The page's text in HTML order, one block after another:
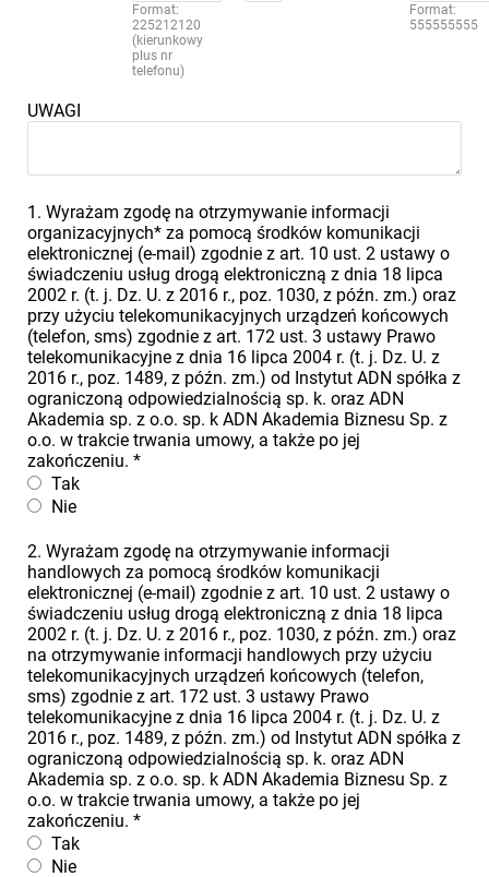
Format:
225212120
(kierunkowy
plus nr
telefonu)
Format:
555555555
UWAGI
1. Wyrażam zgodę na otrzymywanie informacji
organizacyjnych* za pomocą środków komunikacji
elektronicznej (e-mail) zgodnie z art. 10 ust. 2 ustawy o
świadczeniu usług drogą elektroniczną z dnia 18 lipca
2002 r. (t. j. Dz. U. z 2016 r., poz. 1030, z późn. zm.) oraz
przy użyciu telekomunikacyjnych urządzeń końcowych
(telefon, sms) zgodnie z art. 172 ust. 3 ustawy Prawo
telekomunikacyjne z dnia 16 lipca 2004 r. (t. j. Dz. U. z
2016 r., poz. 1489, z późn. zm.) od Instytut ADN spółka z
ograniczoną odpowiedzialnością sp. k. oraz ADN
Akademia sp. z o.o. sp. k ADN Akademia Biznesu Sp. z
o.o. w trakcie trwania umowy, a także po jej
zakończeniu. *
Tak
Nie
2. Wyrażam zgodę na otrzymywanie informacji
handlowych za pomocą środków komunikacji
elektronicznej (e-mail) zgodnie z art. 10 ust. 2 ustawy o
świadczeniu usług drogą elektroniczną z dnia 18 lipca
2002 r. (t. j. Dz. U. z 2016 r., poz. 1030, z późn. zm.) oraz
na otrzymywanie informacji handlowych przy użyciu
telekomunikacyjnych urządzeń końcowych (telefon,
sms) zgodnie z art. 172 ust. 3 ustawy Prawo
telekomunikacyjne z dnia 16 lipca 2004 r. (t. j. Dz. U. z
2016 r., poz. 1489, z późn. zm.) od Instytut ADN spółka z
ograniczoną odpowiedzialnością sp. k. oraz ADN
Akademia sp. z o.o. sp. k ADN Akademia Biznesu Sp. z
o.o. w trakcie trwania umowy, a także po jej
zakończeniu. *
Tak
Nie